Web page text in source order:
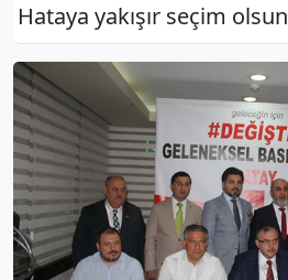
Hataya yakışır seçim olsun